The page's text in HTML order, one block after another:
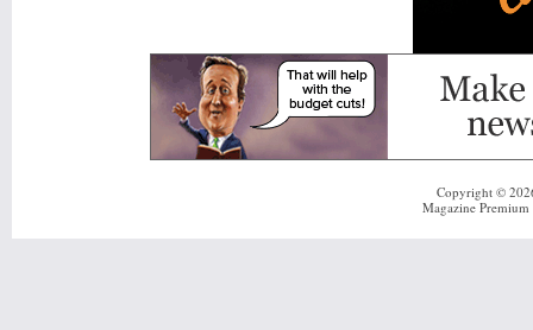
Copyright ©
Magazine Premium